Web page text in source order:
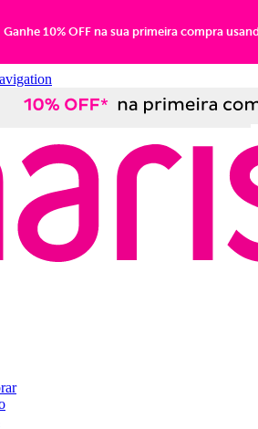
Ganhe 10% OFF na sua primeira compra